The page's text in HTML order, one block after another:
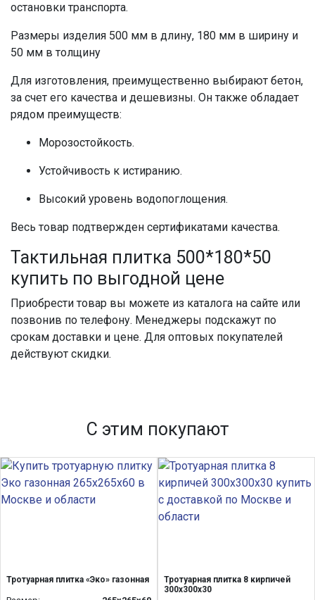
остановки транспорта.
Размеры изделия 500 мм в длину, 180 мм в ширину и
50 мм в толщину
Для изготовления, преимущественно выбирают бетон,
за счет его качества и дешевизны. Он также обладает
рядом преимуществ:
Морозостойкость.
Устойчивость к истиранию.
Высокий уровень водопоглощения.
Весь товар подтвержден сертификатами качества.
Тактильная плитка 500*180*50
купить по выгодной цене
Приобрести товар вы можете из каталога на сайте или
позвонив по телефону. Менеджеры подскажут по
срокам доставки и цене. Для оптовых покупателей
действуют скидки.
С этим покупают
Тротуарная плитка «Эко» газонная
Тротуарная плитка 8 кирпичей
300х300х30